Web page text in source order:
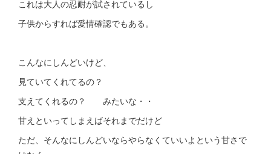
これは大人の忍耐が試されているし
子供からすれば愛情確認でもある。
こんなにしんどいけど、
見ていてくれてるの？
支えてくれるの？ みたいな・・
甘えといってしまえばそれまでだけど
ただ、そんなにしんどいならやらなくていいよという甘さで